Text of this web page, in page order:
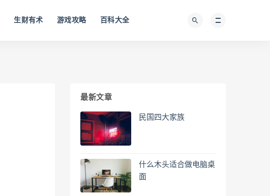
生财有术 游戏攻略 百科大全
最新文章
民国四大家族
什么木头适合做电脑桌
面